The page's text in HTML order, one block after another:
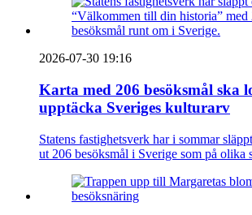
2026-07-30 19:16
Karta med 206 besöksmål ska
upptäcka Sveriges kulturarv
Statens fastighetsverk har i sommar
ut 206 besöksmål i Sverige som på olika